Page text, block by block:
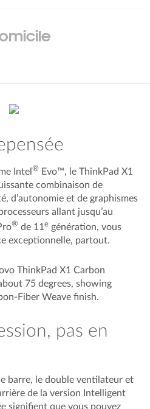
Intel® Evo™, le ThinkPad X1
combinaison de
d’autonomie et de graphismes
allant jusqu’au
® de 11e génération, vous
exceptionnelle, partout.
pas en
barre, le double ventilateur et
de la version Intelligent
signifient que vous pouvez